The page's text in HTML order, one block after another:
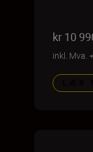
kr 10
inkl. Mva.